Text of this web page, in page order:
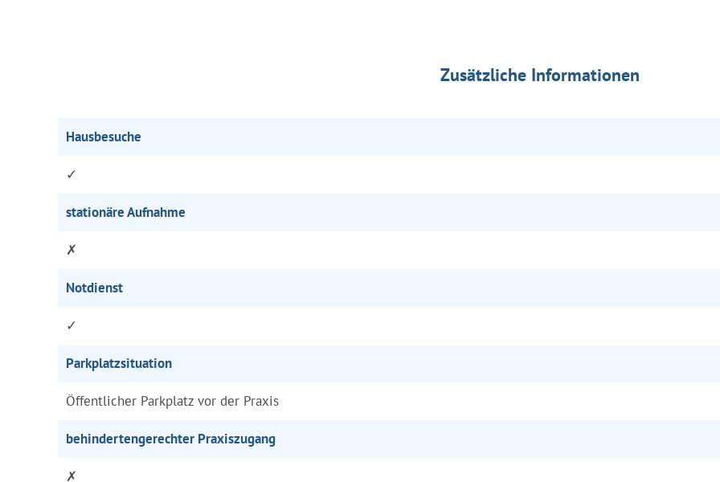
Zusätzliche Informationen
Hausbesuche
✓
stationäre Aufnahme
✗
Notdienst
✓
Parkplatzsituation
Öffentlicher Parkplatz vor der Praxis
behindertengerechter Praxiszugang
✗